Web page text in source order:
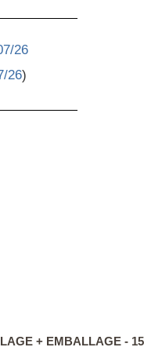
26
26)
+ EMBALLAGE -